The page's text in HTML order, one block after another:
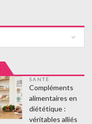
SANTÉ
Compléments
alimentaires en
diététique :
véritables alliés